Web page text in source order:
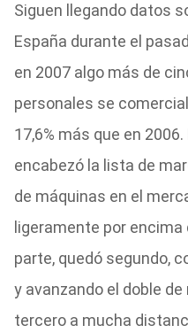
Siguen llegando datos
España durante el
en 2007 algo más de
personales se
17,6% más que en
encabezó la lista de
de máquinas en el
ligeramente por encima
parte, quedó segundo,
y avanzando el doble
tercero a mucha